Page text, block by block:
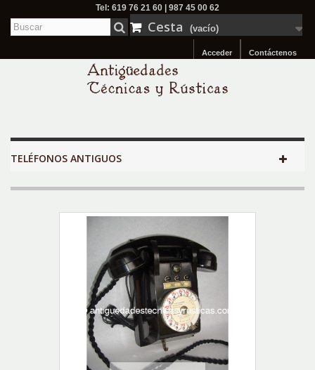
Tel: 619 76 21 60 | 987 45 00 62
Cesta (vacío)
Contáctenos
Acceder
TELÉFONOS ANTIGUOS